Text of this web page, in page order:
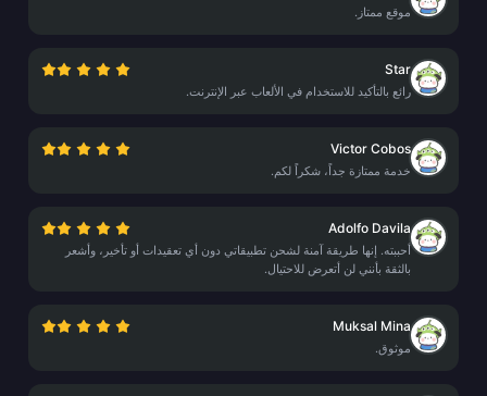
موقع ممتاز.
Star
رائع بالتأكيد للاستخدام في الألعاب عبر الإنترنت.
Victor Cobos
خدمة ممتازة جداً، شكراً لكم.
Adolfo Davila
أحببته. إنها طريقة آمنة لشحن تطبيقاتي دون أي تعقيدات أو تأخير، وأشعر
بالثقة بأنني لن أتعرض للاحتيال.
Muksal Mina
موثوق.